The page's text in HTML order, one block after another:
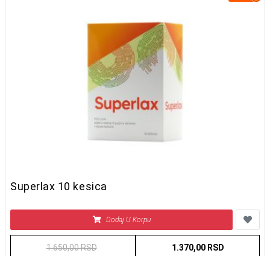
Superlax 10 kesica
Dodaj U Korpu
1.650,00 RSD 1.370,00 RSD